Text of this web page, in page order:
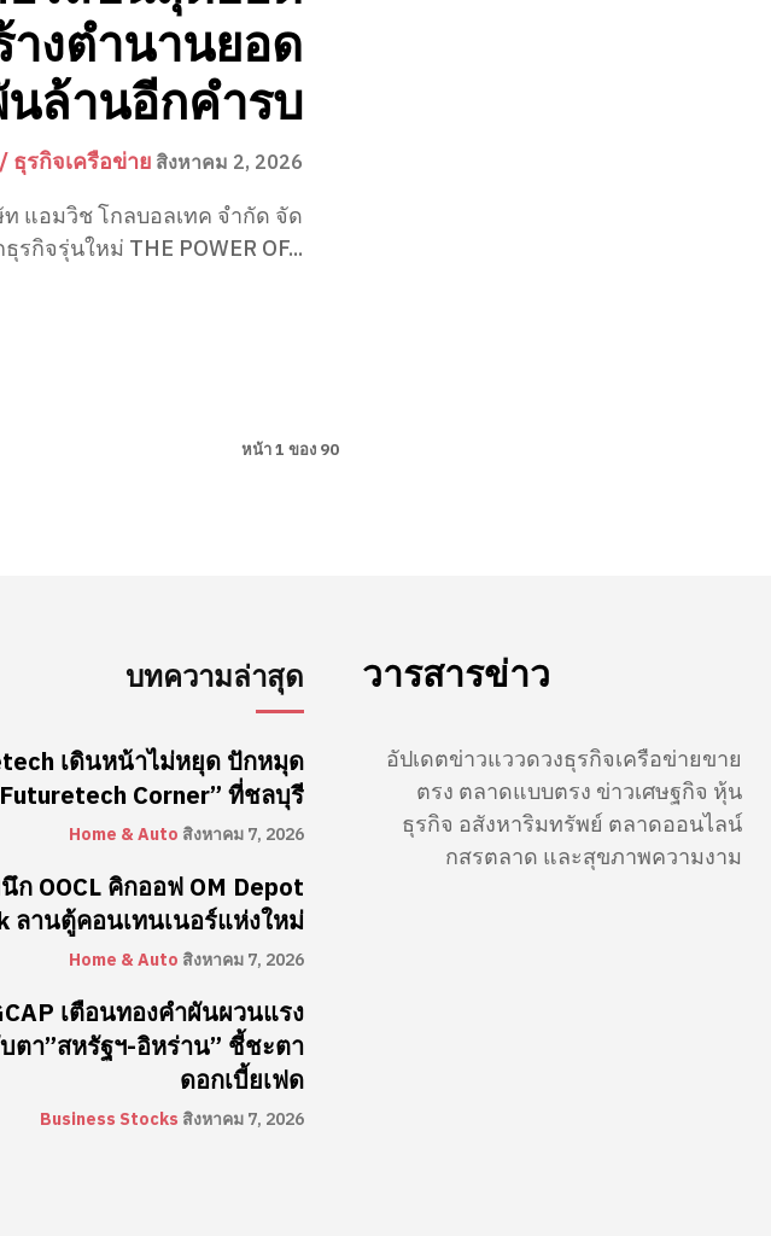
างตำนานยอด
ล้านอีกคำรบ
ธุรกิจเครือข่าย สิงหาคม 2, 2026
แอมวิช โกลบอลเทค จำกัด จัด
กิจรุ่นใหม่ THE POWER OF...
หน้า 1 ของ 90
บทความล่าสุด
เดินหน้าไม่หยุด ปักหมุด
Corner” ที่ชลบุรี
Home & Auto สิงหาคม 7, 2026
ก OOCL คิกออฟ OM Depot
ลานตู้คอนเทนเนอร์แห่งใหม่
Home & Auto สิงหาคม 7, 2026
เตือนทองคำผันผวนแรง
ตา”สหรัฐฯ-อิหร่าน” ชี้ชะตา
ดอกเบี้ยเฟด
Business Stocks สิงหาคม 7, 2026
วารสารข่าว
อัปเดตข่าวแววดวงธุรกิจเครือข่ายขาย
ตรง ตลาดแบบตรง ข่าวเศษฐกิจ หุ้น
ธุรกิจ อสังหาริมทรัพย์ ตลาดออนไลน์
กสรตลาด และสุขภาพความงาม